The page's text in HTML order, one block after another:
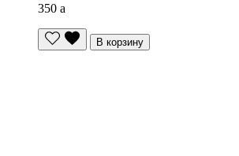
350 a
В корзину